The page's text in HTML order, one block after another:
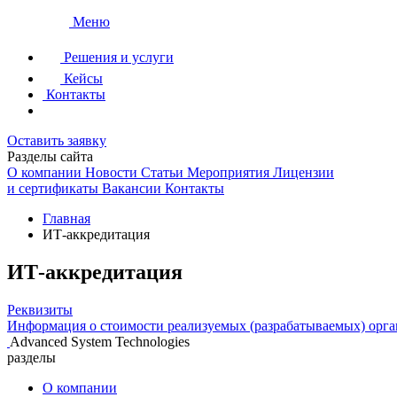
Меню
Решения и услуги
Кейсы
Контакты
Оставить заявку
Разделы сайта
О компании Новости Статьи Мероприятия Лицензии
и сертификаты Вакансии Контакты
Главная
ИТ-аккредитация
ИТ-аккредитация
Реквизиты
Информация о стоимости реализуемых (разрабатываемых)
Advanced System Technologies
разделы
О компании